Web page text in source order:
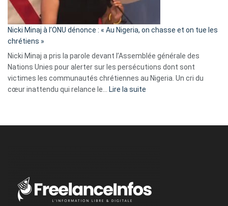
parle
ses
tripes »
Nicki Minaj à l’ONU dénonce : « Au Nigeria, on chasse et on tue les
chrétiens »
Nicki Minaj a pris la parole devant l’Assemblée générale des
Nations Unies pour alerter sur les persécutions dont sont
victimes les communautés chrétiennes au Nigeria. Un cri du
cœur inattendu qui relance le…
Lire la suite
Nigeria,